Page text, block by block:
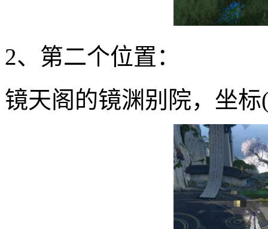
2、第二个位置：
镜天阁的镜渊别院，坐标